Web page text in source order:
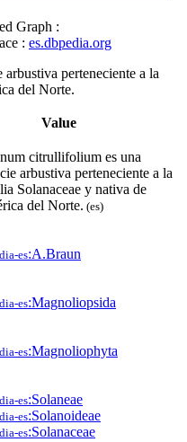
Graph :
: es.dbpedia.org
perteneciente a la
del Norte.
Value
citrullifolium es una
arbustiva perteneciente a la
Solanaceae y nativa de
del Norte. (es)
es:A.Braun
es:Magnoliopsida
es:Magnoliophyta
es:Solaneae
es:Solanoideae
es:Solanaceae